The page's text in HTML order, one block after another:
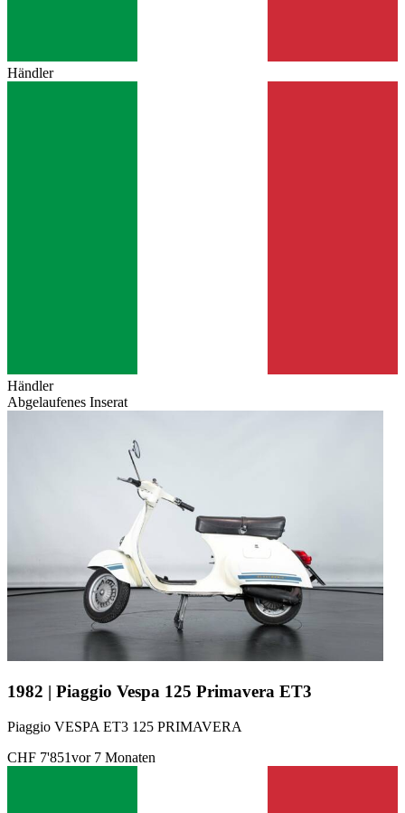
Händler
Händler
Abgelaufenes Inserat
1982 | Piaggio Vespa 125 Primavera ET3
Piaggio VESPA ET3 125 PRIMAVERA
CHF 7'851vor 7 Monaten